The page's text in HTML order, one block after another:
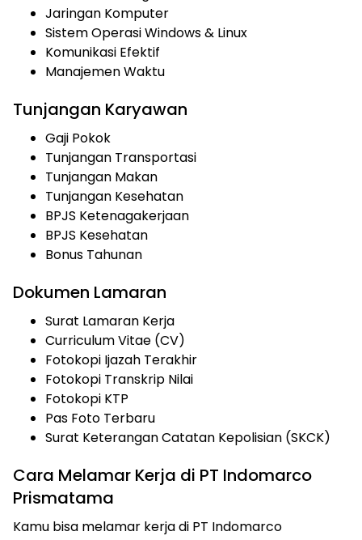
Jaringan Komputer
Sistem Operasi Windows & Linux
Komunikasi Efektif
Manajemen Waktu
Tunjangan Karyawan
Gaji Pokok
Tunjangan Transportasi
Tunjangan Makan
Tunjangan Kesehatan
BPJS Ketenagakerjaan
BPJS Kesehatan
Bonus Tahunan
Dokumen Lamaran
Surat Lamaran Kerja
Curriculum Vitae (CV)
Fotokopi Ijazah Terakhir
Fotokopi Transkrip Nilai
Fotokopi KTP
Pas Foto Terbaru
Surat Keterangan Catatan Kepolisian (SKCK)
Cara Melamar Kerja di PT Indomarco
Prismatama
Kamu bisa melamar kerja di PT Indomarco